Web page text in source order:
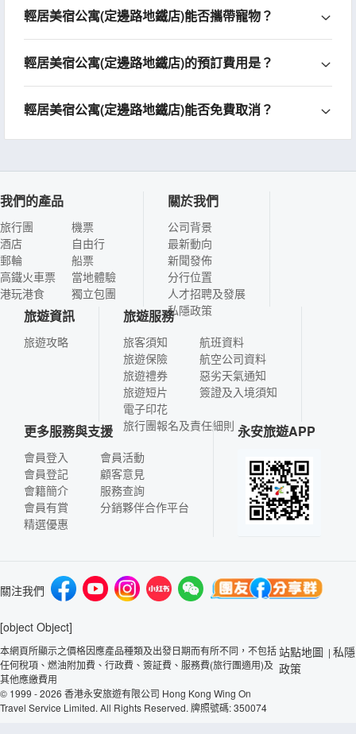
輕居美宿公寓(定邊路地鐵店)能否攜帶寵物？
輕居美宿公寓(定邊路地鐵店)的預訂費用是？
輕居美宿公寓(定邊路地鐵店)能否免費取消？
我們的產品
旅行團
酒店
郵輪
高鐵火車票
港玩港食
機票
自由行
船票
當地體驗
獨立包團
關於我們
公司背景
最新動向
新聞發佈
分行位置
人才招聘及發展
私隱政策
旅遊資訊
旅遊攻略
旅遊服務
旅客須知
旅遊保險
旅遊禮券
旅遊短片
電子印花
航班資料
航空公司資料
惡劣天氣通知
簽證及入境須知
旅行團報名及責任細則
更多服務與支援
會員登入
會員登記
會籍簡介
會員有賞
精選優惠
會員活動
顧客意見
服務查詢
分銷夥伴合作平台
永安旅遊APP
關注我們
[object Object]
本網頁所顯示之價格因應產品種類及出發日期而有所不同，不包括
任何稅項、燃油附加費、行政費、簽証費、服務費(旅行團適用)及
其他應繳費用
© 1999 - 2026 香港永安旅遊有限公司 Hong Kong Wing On
Travel Service Limited. All Rights Reserved. 牌照號碼: 350074
站點地圖 | 私隱
政策